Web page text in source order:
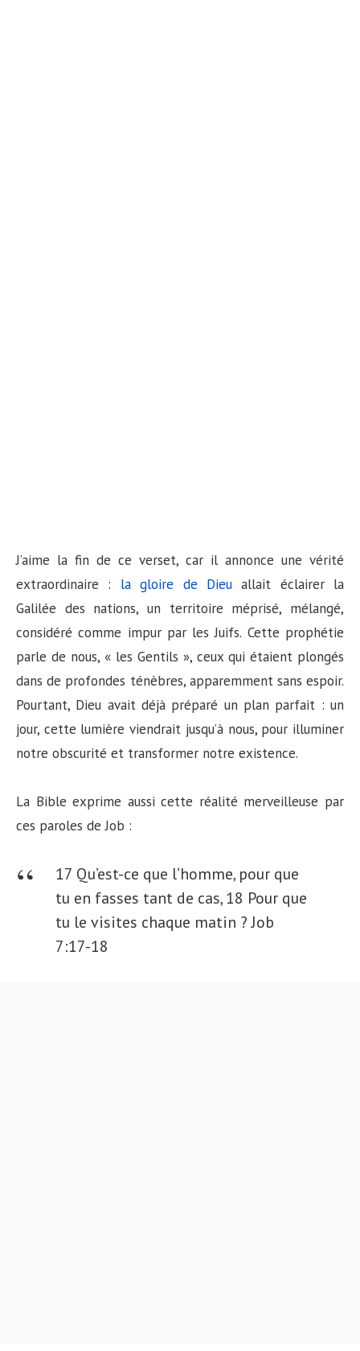
J’aime la fin de ce verset, car il annonce une vérité
extraordinaire : la gloire de Dieuallait éclairer la
Galilée des nations, un territoire méprisé, mélangé,
considéré comme impur par les Juifs. Cette prophétie
parle de nous, « les Gentils », ceux qui étaient plongés
dans de profondes ténèbres, apparemment sans espoir.
Pourtant, Dieu avait déjà préparé un plan parfait : un
jour, cette lumière viendrait jusqu’à nous, pour illuminer
notre obscurité et transformer notre existence.
La Bible exprime aussi cette réalité merveilleuse par
ces paroles de Job :
17 Qu’est-ce que l’homme, pour que
tu en fasses tant de cas, 18 Pour que
tu le visites chaque matin ? Job
7:17-18